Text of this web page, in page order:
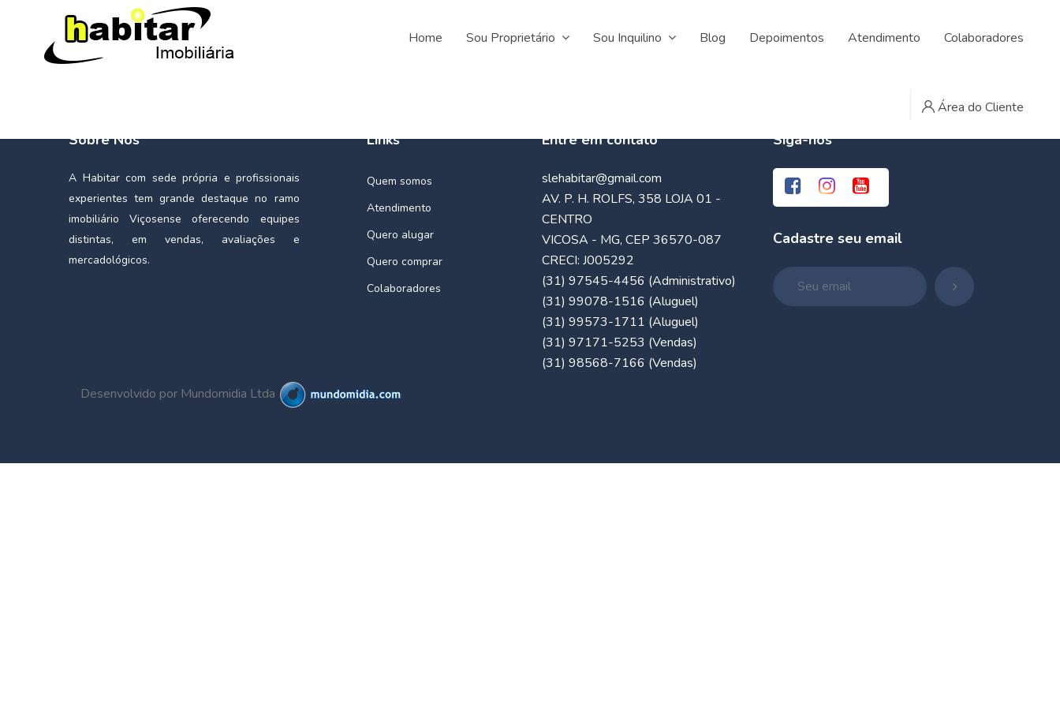
Home Sou Proprietário Sou Inquilino Blog Depoimentos Atendimento Colaboradores
Área do Cliente
Sobre Nós
A Habitar com sede própria e profissionais
experientes tem grande destaque no ramo
imobiliário Viçosense oferecendo equipes
distintas, em vendas, avaliações e
mercadológicos.
Links
Quem somos
Atendimento
Quero alugar
Quero comprar
Colaboradores
Entre em contato
slehabitar@gmail.com
AV. P. H. ROLFS, 358 LOJA 01 -
CENTRO
VICOSA - MG, CEP 36570-087
CRECI: J005292
(31) 97545-4456 (Administrativo)
(31) 99078-1516 (Aluguel)
(31) 99573-1711 (Aluguel)
(31) 97171-5253 (Vendas)
(31) 98568-7166 (Vendas)
Siga-nos
Cadastre seu email
Desenvolvido por Mundomidia Ltda